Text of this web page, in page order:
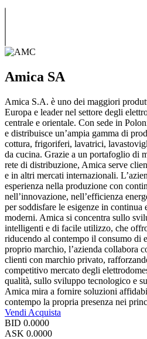
Amica SA
Amica S.A. è uno dei maggiori
Europa e leader nel settore degli
centrale e orientale. Con sede in
e distribuisce un’ampia gamma di
cottura, frigoriferi, lavatrici,
da cucina. Grazie a un portafoglio di
rete di distribuzione, Amica serve
e in altri mercati internazionali.
esperienza nella produzione con
nell’innovazione, nell’efficienza
per soddisfare le esigenze in
moderni. Amica si concentra sullo
intelligenti e di facile utilizzo, che
riducendo al contempo il consumo di
proprio marchio, l’azienda collabora
clienti con marchio privato,
competitivo mercato degli
qualità, sullo sviluppo tecnologico e
Amica mira a fornire soluzioni
contempo la propria presenza nei
Vendi Acquista
BID 0.0000
ASK 0.0000